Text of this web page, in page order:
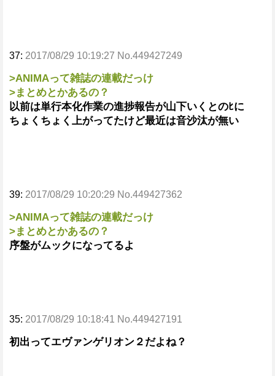
37: 2017/08/29 10:19:27 No.449427249
>ANIMAって雑誌の連載だっけ
>まとめとかあるの？
以前は単行本化作業の進捗報告が山下いくとのﾋに
ちょくちょく上がってたけど最近は音沙汰が無い
39: 2017/08/29 10:20:29 No.449427362
>ANIMAって雑誌の連載だっけ
>まとめとかあるの？
序盤がムックになってるよ
35: 2017/08/29 10:18:41 No.449427191
初出ってエヴァンゲリオン２だよね？